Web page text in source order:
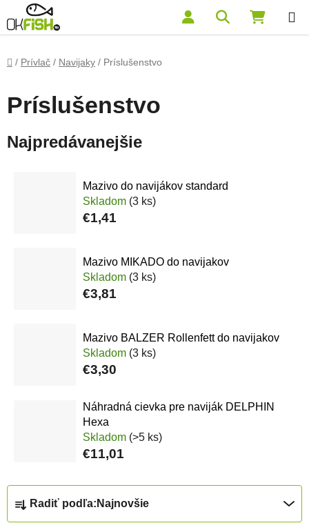
Prejsť na obsah Hľadať
Domov
/ Prívlač / Navijaky / Príslušenstvo
Príslušenstvo
Najpredávanejšie
Mazivo do navijákov standard
Skladom (3 ks)
€1,41
Mazivo MIKADO do navijakov
Skladom (3 ks)
€3,81
Mazivo BALZER Rollenfett do navijakov
Skladom (3 ks)
€3,30
Náhradná cievka pre naviják DELPHIN
Hexa
Skladom (>5 ks)
€11,01
Radenie produktov
Radiť podľa: Najnovšie